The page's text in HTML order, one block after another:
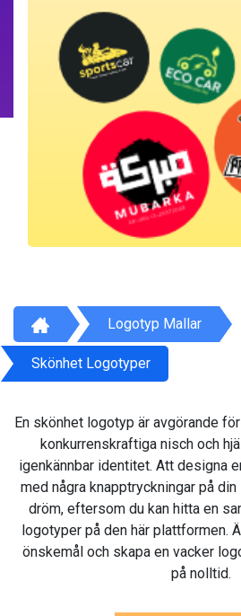
Logotyp Mallar
Skönhet Logotyper
En skönhet logotyp är avgörande
konkurrenskraftiga nisch och
igenkännbar identitet. Att designa
med några knapptryckningar på
dröm, eftersom du kan hitta en
logotyper på den här plattformen.
önskemål och skapa en vacker
på nolltid.